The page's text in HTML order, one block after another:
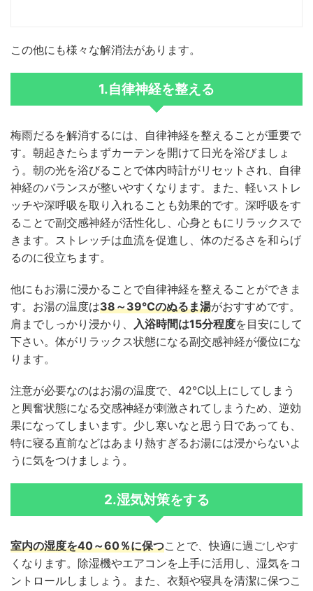
この他にも様々な解消法があります。
1.自律神経を整える
梅雨だるを解消するには、自律神経を整えることが重要で
す。朝起きたらまずカーテンを開けて日光を浴びましょ
う。朝の光を浴びることで体内時計がリセットされ、自律
神経のバランスが整いやすくなります。また、軽いストレ
ッチや深呼吸を取り入れることも効果的です。深呼吸をす
ることで副交感神経が活性化し、心身ともにリラックスで
きます。ストレッチは血流を促進し、体のだるさを和らげ
るのに役立ちます。
他にもお湯に浸かることで自律神経を整えることができま
す。お湯の温度は38～39℃のぬるま湯がおすすめです。
肩までしっかり浸かり、 入浴時間は15分程度を目安にして
下さい。体がリラックス状態になる副交感神経が優位にな
ります。
注意が必要なのはお湯の温度で、42℃以上にしてしまう
と興奮状態になる交感神経が刺激されてしまうため、逆効
果になってしまいます。少し寒いなと思う日であっても、
特に寝る直前などはあまり熱すぎるお湯には浸からないよ
うに気をつけましょう。
2.湿気対策をする
室内の湿度を40～60％に保つことで、快適に過ごしやす
くなります。除湿機やエアコンを上手に活用し、湿気をコ
ントロールしましょう。また、衣類や寝具を清潔に保つこ